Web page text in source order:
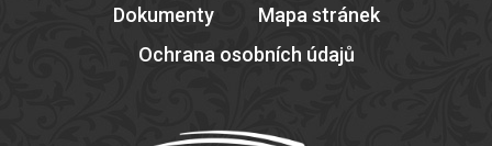
Dokumenty
Mapa stránek
Ochrana osobních údajů